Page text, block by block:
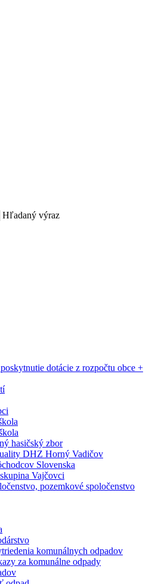
Hľadaný výraz
dotácie z rozpočtu obce +
hasičský zbor
DHZ Horný Vadičov
Slovenska
Vajčovci
pozemkové spoločenstvo
komunálnych odpadov
za komunálne odpady